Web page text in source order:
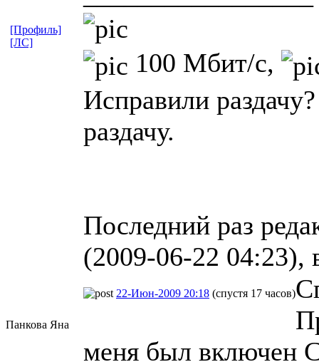
100 Мбит/с,
Исправили
раздачу.
Последний раз
(2009-06-22 04:23),
[Профиль]
[ЛС]
Панкова Яна
22-Июн-2009 20:18 (спустя 17 часов)
меня был включен